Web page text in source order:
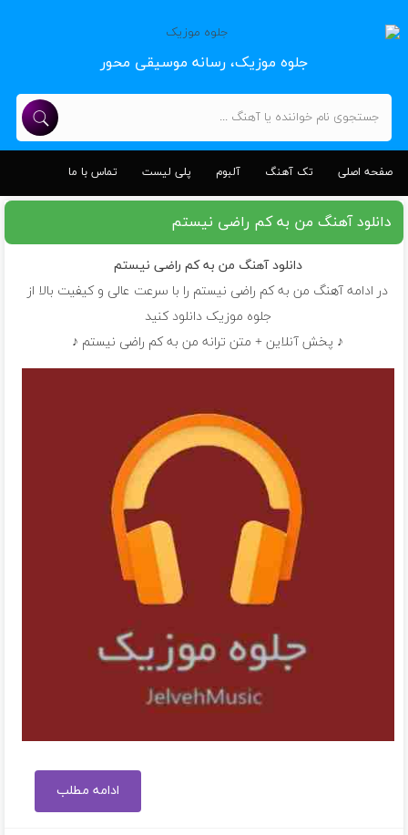
جلوه موزیک، رسانه موسیقی محور
صفحه اصلی تک آهنگ آلبوم پلی لیست تماس با ما
دانلود آهنگ من به کم راضی نیستم
دانلود آهنگ من به کم راضی نیستم
در ادامه آهنگ من به کم راضی نیستم را با سرعت عالی و کیفیت بالا از
جلوه موزیک دانلود کنید
♪ پخش آنلاین + متن ترانه من به کم راضی نیستم ♪
ادامه مطلب